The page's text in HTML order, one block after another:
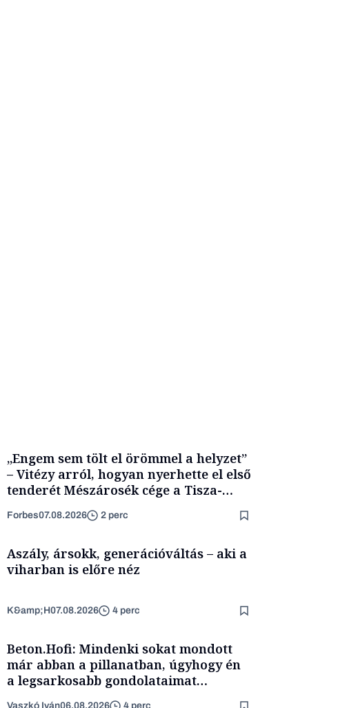
„Engem sem tölt el örömmel a helyzet”
– Vitézy arról, hogyan nyerhette el első
tenderét Mészárosék cége a Tisza-
Forbes07.08.2026 2 perc
Aszály, ársokk, generációváltás – aki a
viharban is előre néz
K&amp;H07.08.2026 4 perc
Beton.Hofi: Mindenki sokat mondott
már abban a pillanatban, úgyhogy én
a legsarkosabb gondolataimat
Vaszkó Iván06.08.2026 4 perc